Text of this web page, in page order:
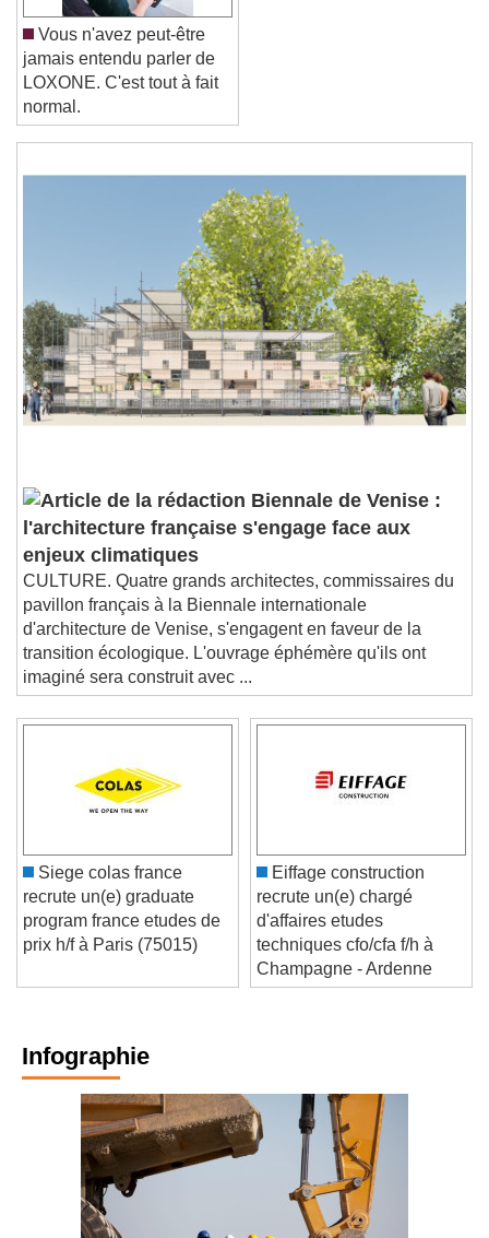
Reset
Done
Close Modal Dialog
End of dialog window.
Vous n'avez peut-être
jamais entendu parler de
LOXONE. C'est tout à fait
normal.
Biennale de Venise :
l'architecture française s'engage face aux
enjeux climatiques
CULTURE. Quatre grands architectes, commissaires du
pavillon français à la Biennale internationale
d'architecture de Venise, s'engagent en faveur de la
transition écologique. L'ouvrage éphémère qu'ils ont
imaginé sera construit avec ...
Siege colas france
recrute un(e) graduate
program france etudes de
Eiffage construction
recrute un(e) chargé
d'affaires etudes
techniques cfo/cfa f/h à
Champagne - Ardenne
Infographie